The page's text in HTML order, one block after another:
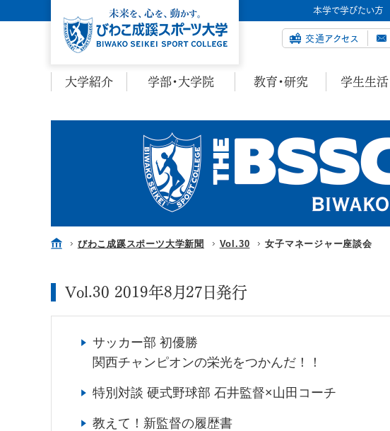
本学で学びたい方
大学紹介 学部・大学院 教育・研究 学生生活
交通アクセス
びわこ成蹊スポーツ大学新聞 Vol.30 女子マネージャー座談会
Vol.30 2019年8月27日発行
サッカー部 初優勝
関西チャンピオンの栄光をつかんだ！！
特別対談 硬式野球部 石井監督×山田コーチ
教えて！新監督の履歴書